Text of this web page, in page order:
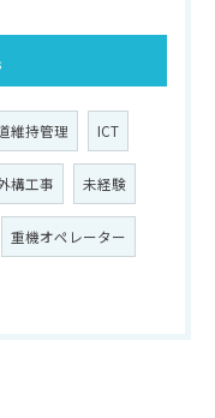
維持管理 ICT
構工事 未経験
重機オペレーター